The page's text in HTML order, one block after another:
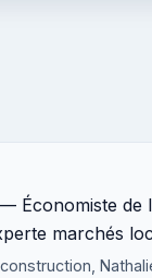
— Économiste de
marchés